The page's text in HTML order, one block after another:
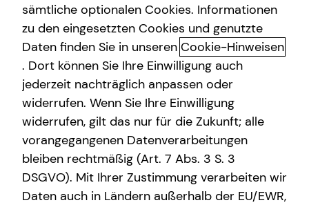
Geschäftszeiten
Montag
Dienstag 09:00 - 18:00 Uhr
Mittwoch 09:30 - 19:00 Uhr
sämtliche optionalen Cookies. Informationen
zu den eingesetzten Cookies und genutzte
Daten finden Sie in unseren Cookie-Hinweisen
. Dort können Sie Ihre Einwilligung auch
jederzeit nachträglich anpassen oder
widerrufen. Wenn Sie Ihre Einwilligung
widerrufen, gilt das nur für die Zukunft; alle
vorangegangenen Datenverarbeitungen
bleiben rechtmäßig (Art. 7 Abs. 3 S. 3
DSGVO). Mit Ihrer Zustimmung verarbeiten wir
Daten auch in Ländern außerhalb der EU/EWR,